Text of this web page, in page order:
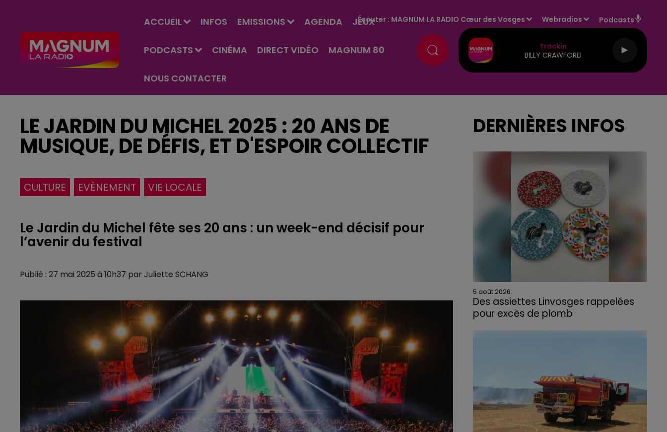
ACCUEIL INFOS EMISSIONS AGENDA JEUX
PODCASTS CINÉMA DIRECT VIDÉO MAGNUM 80
NOUS CONTACTER
Écouter : MAGNUM LA RADIO Cœur des Vosges Webradios Podcasts
Trackin
BILLY CRAWFORD
LE JARDIN DU MICHEL 2025 : 20 ANS DE
MUSIQUE, DE DÉFIS, ET D'ESPOIR COLLECTIF
CULTURE EVÈNEMENT VIE LOCALE
Le Jardin du Michel fête ses 20 ans : un week-end décisif pour
l’avenir du festival
Publié : 27 mai 2025 à 10h37 par Juliette SCHANG
DERNIÈRES INFOS
5 août 2026
Des assiettes Linvosges rappelées
pour excès de plomb